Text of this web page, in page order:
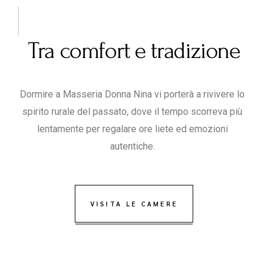
Tra comfort e tradizione
Dormire a Masseria Donna Nina vi porterà a rivivere lo
spirito rurale del passato, dove il tempo scorreva più
lentamente per regalare ore liete ed emozioni
autentiche.
VISITA LE CAMERE